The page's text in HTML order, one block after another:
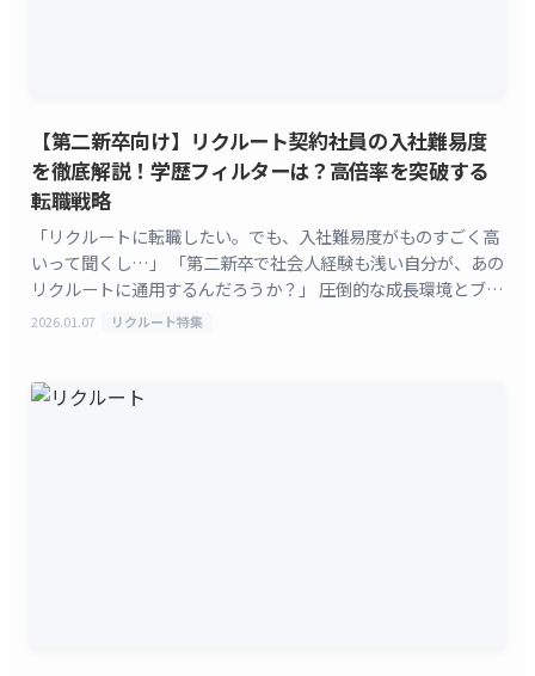
【第二新卒向け】リクルート契約社員の入社難易度
を徹底解説！学歴フィルターは？高倍率を突破する
転職戦略
「リクルートに転職したい。でも、入社難易度がものすごく高
いって聞くし…」 「第二新卒で社会人経験も浅い自分が、あの
リクルートに通用するんだろうか？」 圧倒的な成長環境とブラ
ンド力で、多くの若手ビジネスパーソンを魅了する株
2026.01.07 リクルート特集